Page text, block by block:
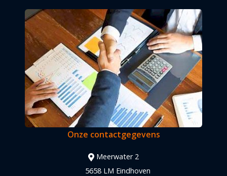
Onze contactgegevens
Meerwater 2
5658 LM Eindhoven